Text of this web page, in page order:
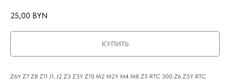
25,00 BYN
КУПИТЬ
Z6Y Z7 Z8 Z11 J1, J2 Z3 Z3Y Z10 M2 M2Y M4 M8 Z5 RTC 300 Z6 Z5Y RTC